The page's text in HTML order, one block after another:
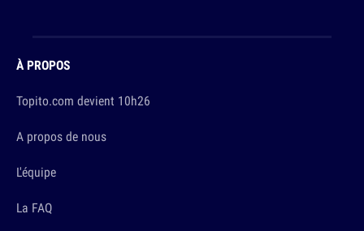
À PROPOS
Topito.com devient 10h26
A propos de nous
L'équipe
La FAQ